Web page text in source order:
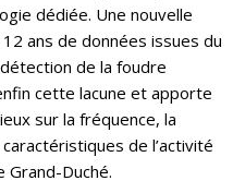
dédiée. Une nouvelle
ans de données issues du
de la foudre
cette lacune et apporte
sur la fréquence, la
de l’activité
Grand-Duché.